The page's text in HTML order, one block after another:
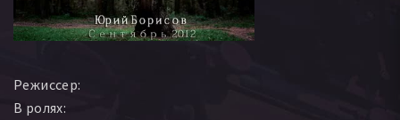
Режиссер:
В ролях: